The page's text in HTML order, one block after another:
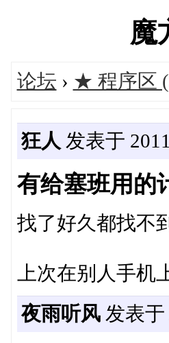
魔
论坛 › ★ 程序区
狂人 发表于
有给塞班用的
找了好久都找不
上次在别人手机
夜雨听风发表于